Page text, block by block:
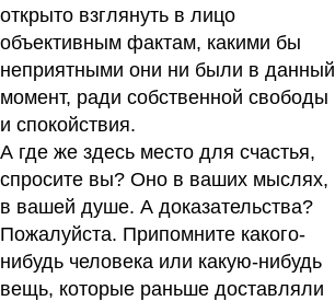
открыто взглянуть в лицо
объективным фактам, какими бы
неприятными они ни были в данный
момент, ради собственной свободы
и спокойствия.
А где же здесь место для счастья,
спросите вы? Оно в ваших мыслях,
в вашей душе. А доказательства?
Пожалуйста. Припомните какого-
нибудь человека или какую-нибудь
вещь, которые раньше доставляли